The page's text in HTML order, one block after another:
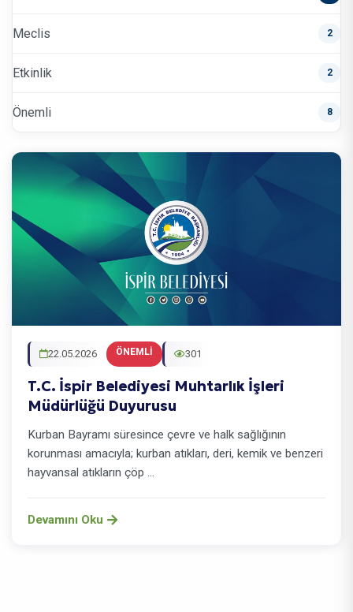
Meclis 2
Etkinlik 2
Önemli 8
22.05.2026 ÖNEMLI 301
T.C. İspir Belediyesi Muhtarlık İşleri
Müdürlüğü Duyurusu
Kurban Bayramı süresince çevre ve halk sağlığının
korunması amacıyla; kurban atıkları, deri, kemik ve benzeri
hayvansal atıkların çöp ...
Devamını Oku